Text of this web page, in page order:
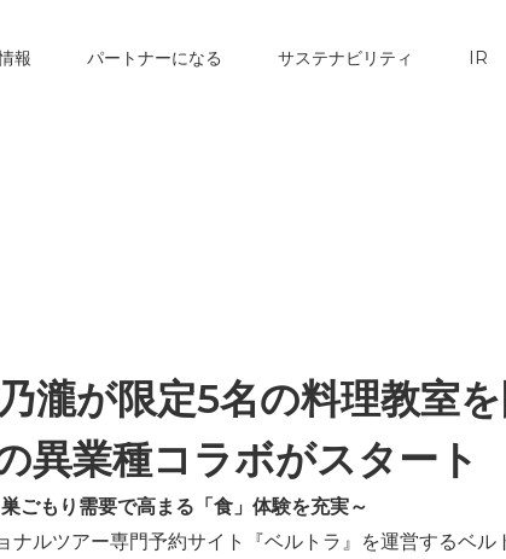
報 パートナーになる サステナビリティ IR
瀧が限定5名の料理教室
異業種コラボがスタート
ごもり需要で高まる「食」体験を充実～
ナルツアー専門予約サイト『ベルトラ』を運営するベル